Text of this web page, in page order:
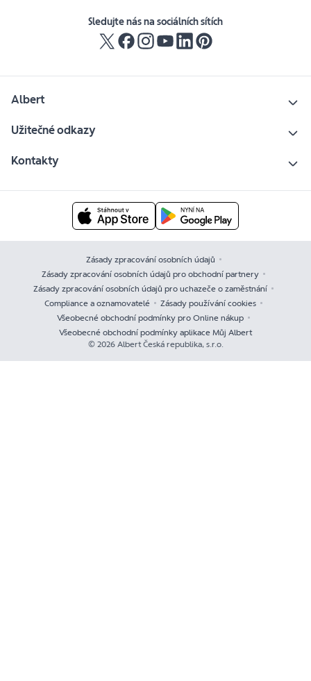
Sledujte nás na sociálních sítích
Albert
Užitečné odkazy
Kontakty
Zásady zpracování osobních údajů
Zásady zpracování osobních údajů pro obchodní partnery
Zásady zpracování osobních údajů pro uchazeče o zaměstnání
Compliance a oznamovatelé
Zásady používání cookies
Všeobecné obchodní podmínky pro Online nákup
Všeobecné obchodní podmínky aplikace Můj Albert
© 2026 Albert Česká republika, s.r.o.